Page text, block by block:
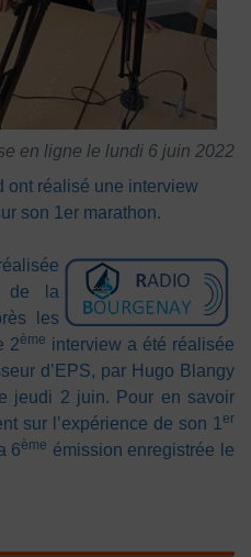
en ligne le lundi 6 juin 2022
ont réalisé une interview
son 1er marathon.
de la
les
2ème interview a été réalisée
d’EPS, par Hugo Blangy
jeudi 2 juin. Pour en savoir
sur l’expérience de son 1 er
6ème émission enregistrée le